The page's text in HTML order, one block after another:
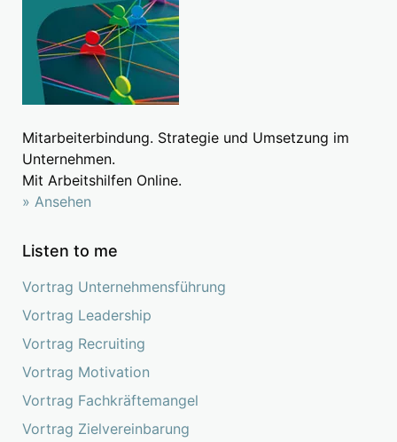
Mitarbeiterbindung. Strategie und Umsetzung im
Unternehmen.
Mit Arbeitshilfen Online.
» Ansehen
Listen to me
Vortrag Unternehmensführung
Vortrag Leadership
Vortrag Recruiting
Vortrag Motivation
Vortrag Fachkräftemangel
Vortrag Zielvereinbarung